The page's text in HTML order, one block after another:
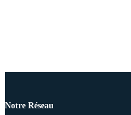
Notre Réseau